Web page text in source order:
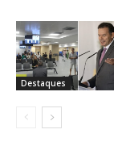
Destaques